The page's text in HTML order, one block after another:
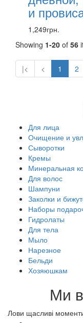
и
1,249грн.
Showing 1-20 of 56
|< < 1 2
Для лица
Очищение и
Сыворотки
Кремы
Минеральная
Для волос
Шампуни
Заколки и
Наборы
Гидролаты
Для тела
Мыло
Нарезное
Бельди
Хозяюшкам
Ми
Лови щасливі